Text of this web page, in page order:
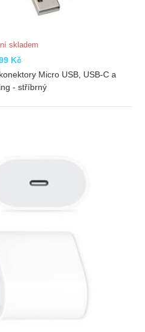
skladem
Kč
Micro USB, USB-C a
- stříbrný